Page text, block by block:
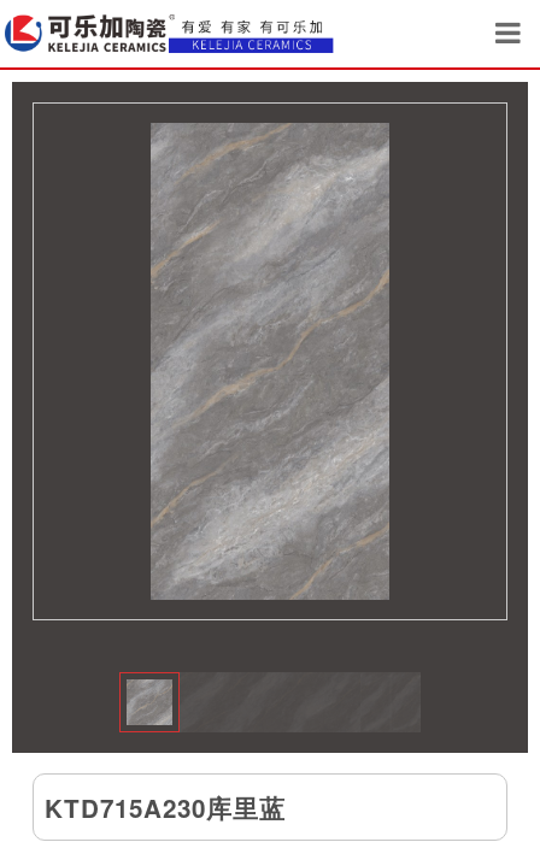
KTD715A230库里蓝